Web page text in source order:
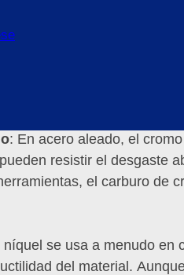
es suficiente
contribuye a la
materiales durante el
entornos corrosivos y
: En acero aleado, el
resistir el desgaste
el carburo de
níquel se usa a menudo en
del material.